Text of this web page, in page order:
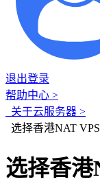
退出登录
帮助中心 >
关于云服务器 >
选择香港NAT
选择香港